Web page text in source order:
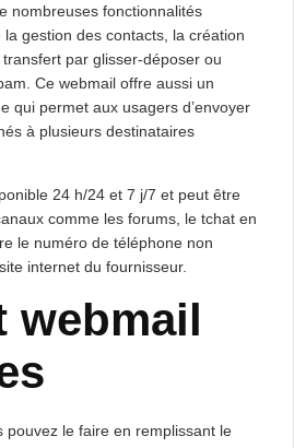
nombreuses fonctionnalités
gestion des contacts, la création
par glisser-déposer ou
Ce webmail offre aussi un
qui permet aux usagers d’envoyer
à plusieurs destinataires
24 h/24 et 7 j/7 et peut être
comme les forums, le tchat en
le numéro de téléphone non
internet du fournisseur.
webmail
pouvez le faire en remplissant le